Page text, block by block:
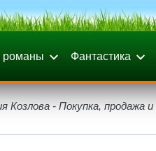
Фантастика
Козлова - Покупка, продажа и